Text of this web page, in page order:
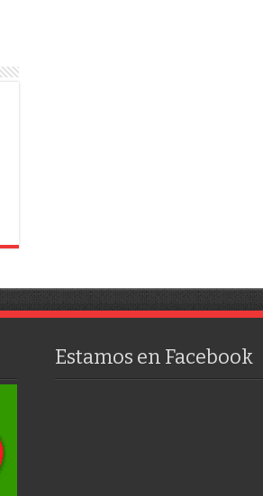
Estamos en Facebook